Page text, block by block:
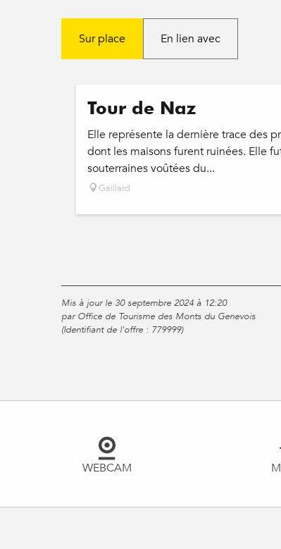
Sur place En lien avec
Tour de Naz
Elle représente la dernière trace des
dont les maisons furent ruinées. Elle
souterraines voûtées du...
Gaillard
Mis à jour le 30 septembre 2024 à 12:20
par Office de Tourisme des Monts du Genevois
(Identifiant de l'offre : 779999)
WEBCAM